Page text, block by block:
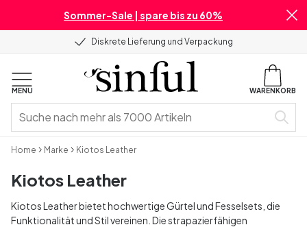
Sommer-Sale | spare bis zu 60%
Diskrete Lieferung und Verpackung
MENU WARENKORB
Home Marke Kiotos Leather
Kiotos Leather
Kiotos Leather bietet hochwertige Gürtel und Fesselsets, die
Funktionalität und Stil vereinen. Die strapazierfähigen